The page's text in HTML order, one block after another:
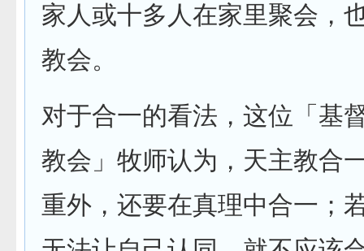
家人或十多人在家里聚会，
教会。
对于合一的看法，这位「基
教会」牧师认为，天主教合
重外，还要在真理中合一；